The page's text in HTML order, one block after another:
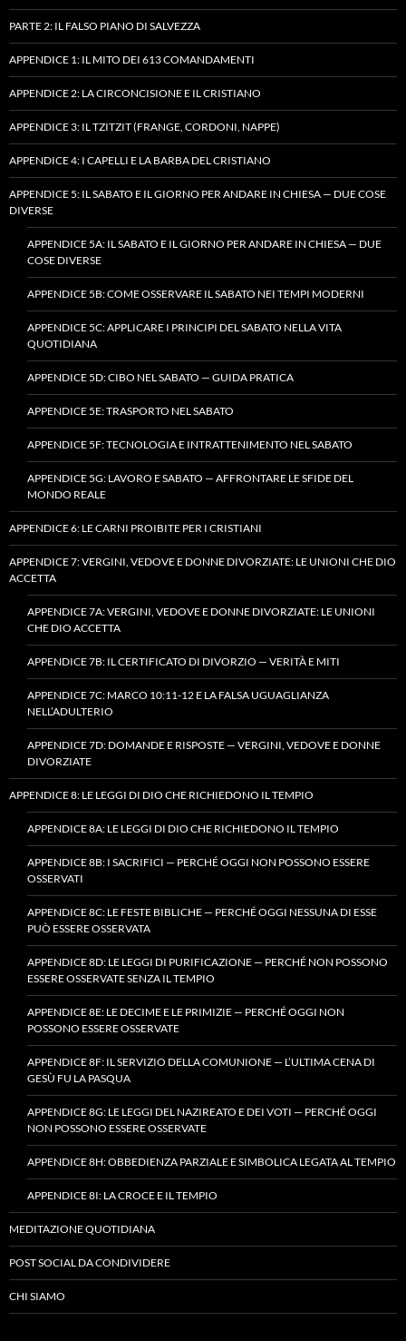
PARTE 2: IL FALSO PIANO DI SALVEZZA
APPENDICE 1: IL MITO DEI 613 COMANDAMENTI
APPENDICE 2: LA CIRCONCISIONE E IL CRISTIANO
APPENDICE 3: IL TZITZIT (FRANGE, CORDONI, NAPPE)
APPENDICE 4: I CAPELLI E LA BARBA DEL CRISTIANO
APPENDICE 5: IL SABATO E IL GIORNO PER ANDARE IN CHIESA — DUE COSE
DIVERSE
APPENDICE 5A: IL SABATO E IL GIORNO PER ANDARE IN CHIESA — DUE
COSE DIVERSE
APPENDICE 5B: COME OSSERVARE IL SABATO NEI TEMPI MODERNI
APPENDICE 5C: APPLICARE I PRINCIPI DEL SABATO NELLA VITA
QUOTIDIANA
APPENDICE 5D: CIBO NEL SABATO — GUIDA PRATICA
APPENDICE 5E: TRASPORTO NEL SABATO
APPENDICE 5F: TECNOLOGIA E INTRATTENIMENTO NEL SABATO
APPENDICE 5G: LAVORO E SABATO — AFFRONTARE LE SFIDE DEL
MONDO REALE
APPENDICE 6: LE CARNI PROIBITE PER I CRISTIANI
APPENDICE 7: VERGINI, VEDOVE E DONNE DIVORZIATE: LE UNIONI CHE DIO
ACCETTA
APPENDICE 7A: VERGINI, VEDOVE E DONNE DIVORZIATE: LE UNIONI
CHE DIO ACCETTA
APPENDICE 7B: IL CERTIFICATO DI DIVORZIO — VERITÀ E MITI
APPENDICE 7C: MARCO 10:11-12 E LA FALSA UGUAGLIANZA
NELL’ADULTERIO
APPENDICE 7D: DOMANDE E RISPOSTE — VERGINI, VEDOVE E DONNE
DIVORZIATE
APPENDICE 8: LE LEGGI DI DIO CHE RICHIEDONO IL TEMPIO
APPENDICE 8A: LE LEGGI DI DIO CHE RICHIEDONO IL TEMPIO
APPENDICE 8B: I SACRIFICI — PERCHÉ OGGI NON POSSONO ESSERE
OSSERVATI
APPENDICE 8C: LE FESTE BIBLICHE — PERCHÉ OGGI NESSUNA DI ESSE
PUÒ ESSERE OSSERVATA
APPENDICE 8D: LE LEGGI DI PURIFICAZIONE — PERCHÉ NON POSSONO
ESSERE OSSERVATE SENZA IL TEMPIO
APPENDICE 8E: LE DECIME E LE PRIMIZIE — PERCHÉ OGGI NON
POSSONO ESSERE OSSERVATE
APPENDICE 8F: IL SERVIZIO DELLA COMUNIONE — L’ULTIMA CENA DI
GESÙ FU LA PASQUA
APPENDICE 8G: LE LEGGI DEL NAZIREATO E DEI VOTI — PERCHÉ OGGI
NON POSSONO ESSERE OSSERVATE
APPENDICE 8H: OBBEDIENZA PARZIALE E SIMBOLICA LEGATA AL TEMPIO
APPENDICE 8I: LA CROCE E IL TEMPIO
MEDITAZIONE QUOTIDIANA
POST SOCIAL DA CONDIVIDERE
CHI SIAMO